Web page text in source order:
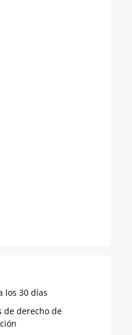
los 30 días
de derecho de